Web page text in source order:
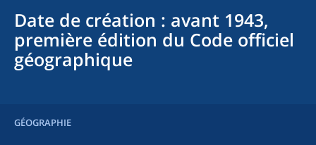
Date de création : avant 1943,
première édition du Code officiel
géographique
GÉOGRAPHIE